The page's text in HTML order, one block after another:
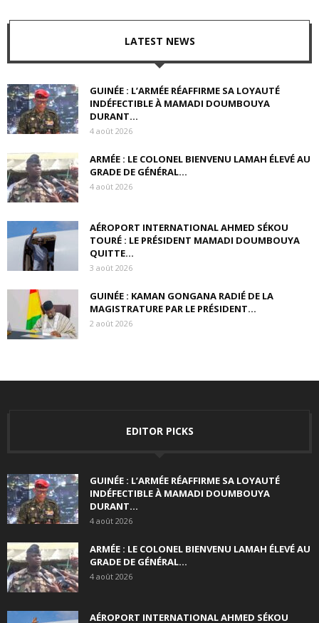
LATEST NEWS
GUINÉE : L’ARMÉE RÉAFFIRME SA LOYAUTÉ
INDÉFECTIBLE À MAMADI DOUMBOUYA
DURANT...
4 août 2026
ARMÉE : LE COLONEL BIENVENU LAMAH ÉLEVÉ AU
GRADE DE GÉNÉRAL...
4 août 2026
AÉROPORT INTERNATIONAL AHMED SÉKOU
TOURÉ : LE PRÉSIDENT MAMADI DOUMBOUYA
QUITTE...
3 août 2026
GUINÉE : KAMAN GONGANA RADIÉ DE LA
MAGISTRATURE PAR LE PRÉSIDENT...
2 août 2026
EDITOR PICKS
GUINÉE : L’ARMÉE RÉAFFIRME SA LOYAUTÉ
INDÉFECTIBLE À MAMADI DOUMBOUYA
DURANT...
4 août 2026
ARMÉE : LE COLONEL BIENVENU LAMAH ÉLEVÉ AU
GRADE DE GÉNÉRAL...
4 août 2026
AÉROPORT INTERNATIONAL AHMED SÉKOU